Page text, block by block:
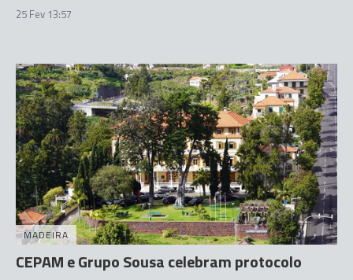
25 Fev 13:57
MADEIRA
CEPAM e Grupo Sousa celebram protocolo